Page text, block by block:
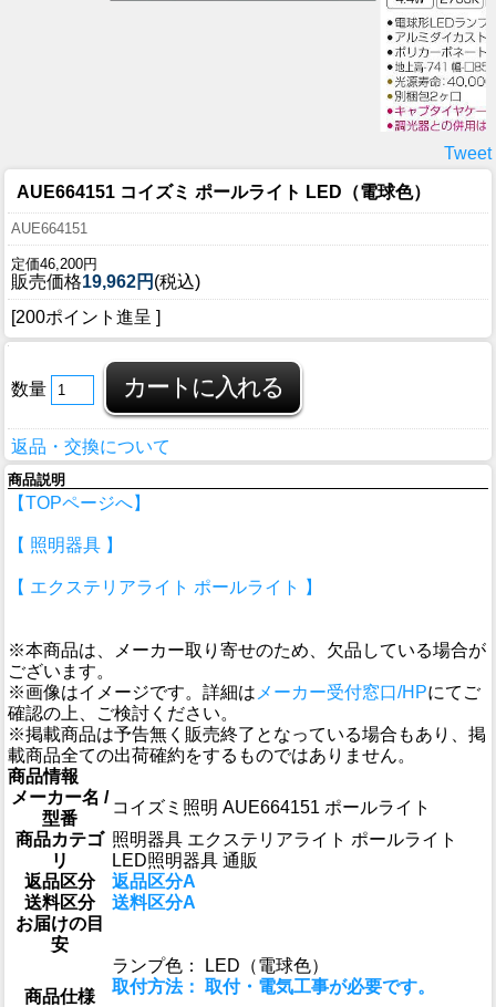
Tweet
AUE664151 コイズミ ポールライト LED（電球色）
AUE664151
定価46,200円
販売価格19,962円 (税込)
[200ポイント進呈 ]
数量
返品・交換について
商品説明
【TOPページへ】
【 照明器具 】
【 エクステリアライト ポールライト 】
※本商品は、メーカー取り寄せのため、欠品している場合が
ございます。
※画像はイメージです。詳細は メーカー受付窓口/HPにてご
確認の上、ご検討ください。
※掲載商品は予告無く販売終了となっている場合もあり、掲
載商品全ての出荷確約をするものではありません。
商品情報
メーカー名 /
型番
コイズミ照明 AUE664151 ポールライト
商品カテゴ
リ
照明器具 エクステリアライト ポールライト
LED照明器具 通販
返品区分
返品区分A
送料区分
送料区分A
お届けの目
安
商品仕様
ランプ色： LED（電球色）
取付方法： 取付・電気工事が必要です。